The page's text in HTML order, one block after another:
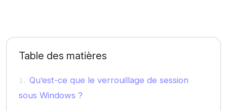
Table des matières
Qu’est-ce que le verrouillage de session
sous Windows ?